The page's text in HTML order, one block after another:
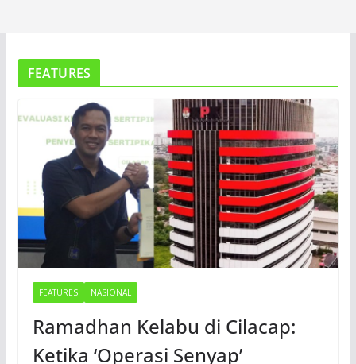
FEATURES
FEATURES NASIONAL
Ramadhan Kelabu di Cilacap:
Ketika ‘Operasi Senyap’